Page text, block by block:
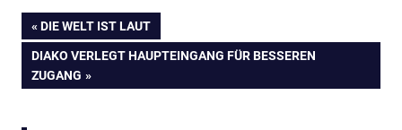
Beitragsnavigation
VORHERIGER
BEITRAG:
DIE WELT IST LAUT
NÄCHSTER
BEITRAG:
DIAKO VERLEGT HAUPTEINGANG FÜR BESSEREN
ZUGANG